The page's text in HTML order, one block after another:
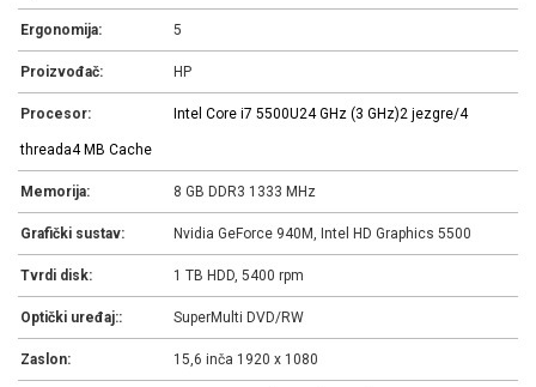
Ergonomija: 5
Proizvođač: HP
Procesor: Intel Core i7 5500U24 GHz (3 GHz)2 jezgre/4
threada4 MB Cache
Memorija: 8 GB DDR3 1333 MHz
Grafički sustav: Nvidia GeForce 940M, Intel HD Graphics 5500
Tvrdi disk: 1 TB HDD, 5400 rpm
Optički uređaj:: SuperMulti DVD/RW
Zaslon: 15,6 inča 1920 x 1080